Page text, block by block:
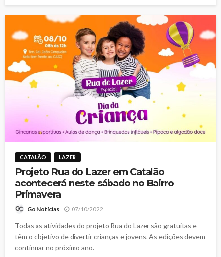
CATALÃO LAZER
Projeto Rua do Lazer em Catalão
acontecerá neste sábado no Bairro
Primavera
Go Notícias 07/10/2022
Todas as atividades do projeto Rua do Lazer são gratuitas e
têm o objetivo de divertir crianças e jovens. As edições devem
continuar no próximo ano.